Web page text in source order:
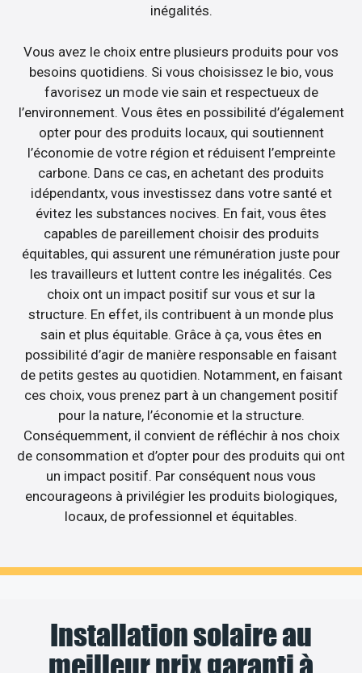
inégalités.
Vous avez le choix entre plusieurs produits pour vos
besoins quotidiens. Si vous choisissez le bio, vous
favorisez un mode vie sain et respectueux de
l’environnement. Vous êtes en possibilité d’également
opter pour des produits locaux, qui soutiennent
l’économie de votre région et réduisent l’empreinte
carbone. Dans ce cas, en achetant des produits
idépendantx, vous investissez dans votre santé et
évitez les substances nocives. En fait, vous êtes
capables de pareillement choisir des produits
équitables, qui assurent une rémunération juste pour
les travailleurs et luttent contre les inégalités. Ces
choix ont un impact positif sur vous et sur la
structure. En effet, ils contribuent à un monde plus
sain et plus équitable. Grâce à ça, vous êtes en
possibilité d’agir de manière responsable en faisant
de petits gestes au quotidien. Notamment, en faisant
ces choix, vous prenez part à un changement positif
pour la nature, l’économie et la structure.
Conséquemment, il convient de réfléchir à nos choix
de consommation et d’opter pour des produits qui ont
un impact positif. Par conséquent nous vous
encourageons à privilégier les produits biologiques,
locaux, de professionnel et équitables.
Installation solaire au